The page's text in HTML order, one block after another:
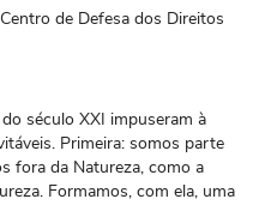
de Defesa dos Direitos
século XXI impuseram à
Primeira: somos parte
fora da Natureza, como a
Formamos, com ela, uma